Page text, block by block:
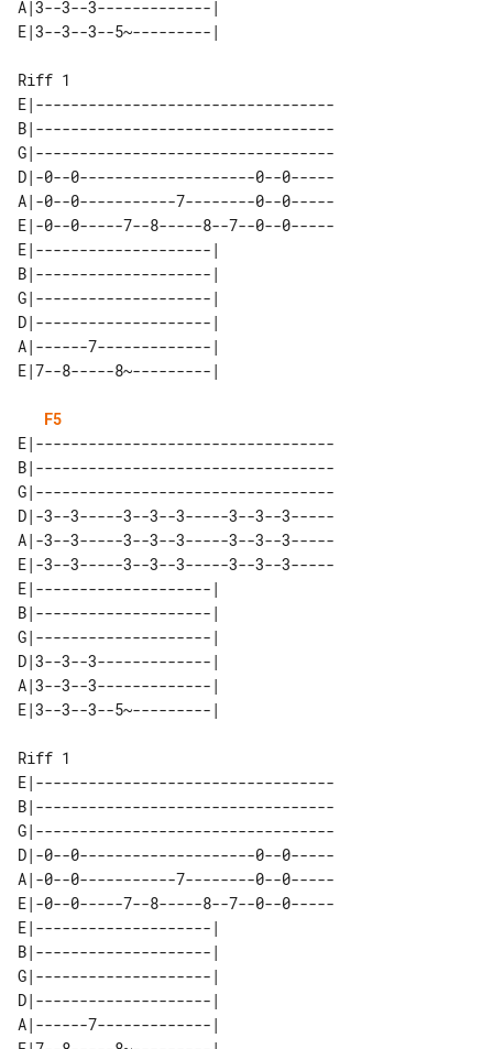
A|3--3--3-------------|
Riff 1
E|----------------------------------
B|----------------------------------
G|----------------------------------
D|-0--0--------------------0--0-----
A|-0--0-----------7--------0--0-----
E|-0--0-----7--8-----8--7--0--0-----
E|--------------------|
B|--------------------|
G|--------------------|
D|--------------------|
A|------7-------------|
F5
E|----------------------------------
B|----------------------------------
G|----------------------------------
D|-3--3-----3--3--3-----3--3--3-----
A|-3--3-----3--3--3-----3--3--3-----
E|-3--3-----3--3--3-----3--3--3-----
E|--------------------|
B|--------------------|
G|--------------------|
D|3--3--3-------------|
A|3--3--3-------------|
Riff 1
E|----------------------------------
B|----------------------------------
G|----------------------------------
D|-0--0--------------------0--0-----
A|-0--0-----------7--------0--0-----
E|-0--0-----7--8-----8--7--0--0-----
E|--------------------|
B|--------------------|
G|--------------------|
D|--------------------|
A|------7-------------|